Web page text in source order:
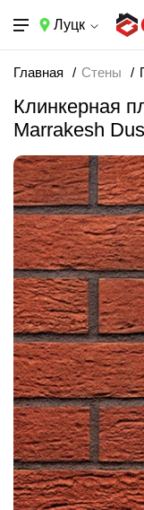
Луцк
Главная Стены
Клинкерная
Marrakesh